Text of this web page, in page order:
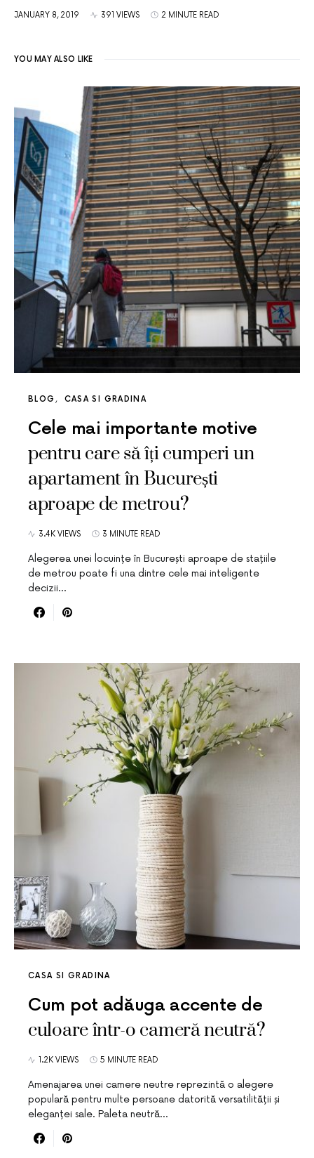
JANUARY 8, 2019 391 VIEWS 2 MINUTE READ
YOU MAY ALSO LIKE
BLOG CASA SI GRADINA
Cele mai importante motive
pentru care să îți cumperi un
apartament în București
aproape de metrou?
3.4K VIEWS 3 MINUTE READ
Alegerea unei locuințe în București aproape de stațiile
de metrou poate fi una dintre cele mai inteligente
decizii…
CASA SI GRADINA
Cum pot adăuga accente de
culoare într-o cameră neutră?
1.2K VIEWS 5 MINUTE READ
Amenajarea unei camere neutre reprezintă o alegere
populară pentru multe persoane datorită versatilității și
eleganței sale. Paleta neutră…